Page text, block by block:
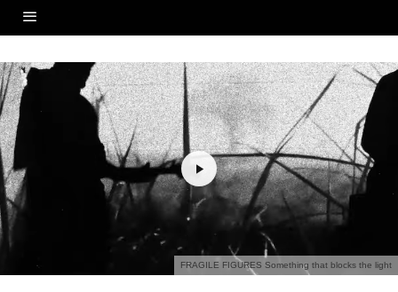
FRAGILE FIGURES Something that blocks the light